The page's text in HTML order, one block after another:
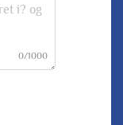
0/1000